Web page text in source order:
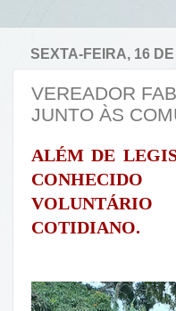
SEXTA-FEIRA, 16
VEREADOR
JUNTO ÀS
ALÉM DE
COTIDIANO.